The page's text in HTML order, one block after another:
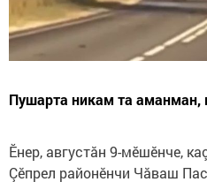
Пушарта никам та аманман,
Ӗнер, августăн 9-мӗшӗнче,
Çӗпрел районӗнчи Чăваш